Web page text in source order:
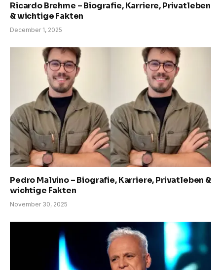
Ricardo Brehme – Biografie, Karriere, Privatleben
& wichtige Fakten
December 1, 2025
Pedro Malvino – Biografie, Karriere, Privatleben &
wichtige Fakten
November 30, 2025